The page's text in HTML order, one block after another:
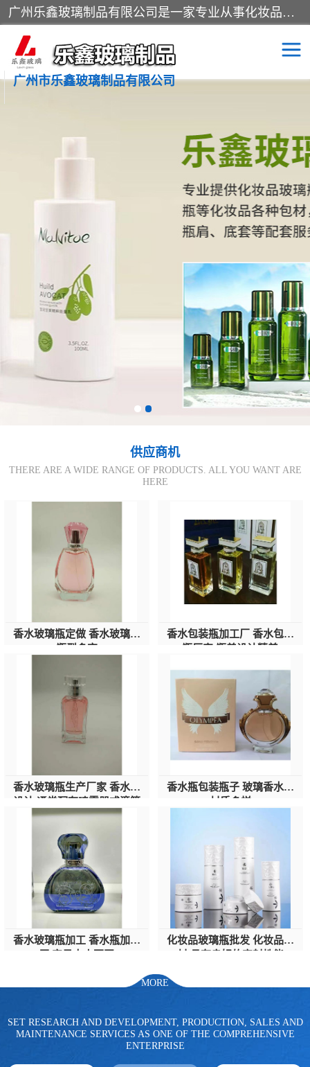
广州乐鑫玻璃制品有限公司是一家专业从事化妆品瓶子、化妆品玻璃瓶子、膏霜瓶、化妆品玻璃瓶等产品的集开发研制、生产、销售于一体的实业型玻璃制品生产企业。产品从设计、开模、试样、生产、蒙砂、抛光、喷涂、高低温单色及多色印刷，烫金（银）到交货实现一条龙服务。
广州市乐鑫玻璃制品有限公司
供应商机
THERE ARE A WIDE RANGE OF PRODUCTS. ALL YOU WANT ARE
HERE
香水玻璃瓶定做 香水玻璃瓶
瓶型多变
香水包装瓶加工厂 香水包装
瓶厂家 瓶盖设计精美
香水玻璃瓶生产厂家 香水瓶
设计 通常配有喷雾器或滴管
香水瓶包装瓶子 玻璃香水瓶
材质多样
香水玻璃瓶加工 香水瓶加工
化妆品玻璃瓶批发 化妆品包
MORE
SET RESEARCH AND DEVELOPMENT, PRODUCTION, SALES AND
MAINTENANCE SERVICES AS ONE OF THE COMPREHENSIVE
ENTERPRISE
化妆品包装瓶 香水包装瓶
化妆品玻璃瓶
玻璃瓶
拉管瓶